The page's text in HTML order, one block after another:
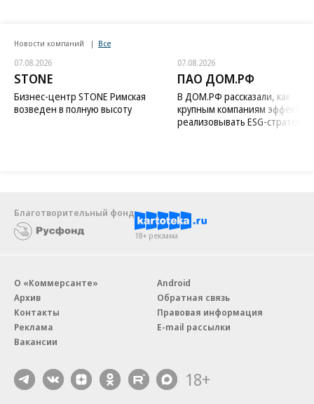
Новости компаний Все
07.08.2026
STONE
Бизнес-центр STONE Римская
возведен в полную высоту
07.08.2026
ПАО ДОМ.РФ
В ДОМ.РФ рассказали, как
крупным компаниям
реализовывать ESG-стратегию
Благотворительный фонд
18+ реклама
О «Коммерсанте»
Архив
Контакты
Реклама
Вакансии
Android
Обратная связь
Правовая информация
E-mail рассылки
18+